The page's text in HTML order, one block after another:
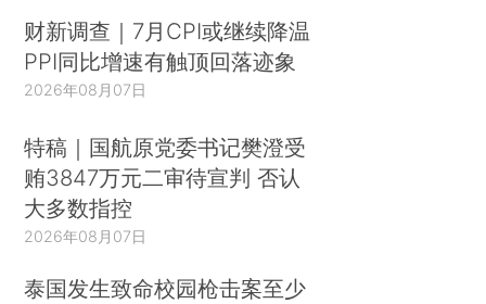
财新调查｜7月CPI或继续降温
PPI同比增速有触顶回落迹象
2026年08月07日
特稿｜国航原党委书记樊澄受
贿3847万元二审待宣判 否认
大多数指控
2026年08月07日
泰国发生致命校园枪击案至少